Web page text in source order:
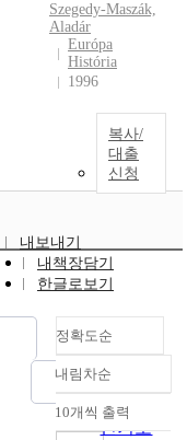
Szegedy-Maszák,
Aladár
Európa
História
1996
복사/
대출
신청
내보내기
내책장담기
한글로보기
정확도순
정확도
순
인기도
내림차순
내림차순
10개씩 출력